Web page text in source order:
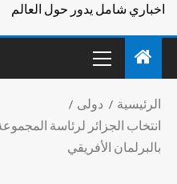
اخباري شامل يدور حول العالم
الرئيسية
دولى
انتخاب الجزائر لرئاسة
بالبرلمان الأفريقي